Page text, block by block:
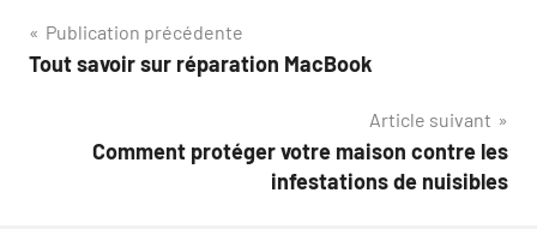
Navigation
de
Publication précédente
Tout savoir sur réparation MacBook
Article suivant
Comment protéger votre maison contre les
infestations de nuisibles